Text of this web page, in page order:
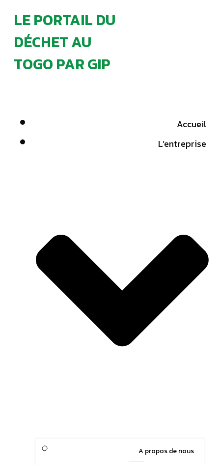
LE PORTAIL DU
DÉCHET AU
TOGO PAR GIP
Accueil
L’entreprise
A propos de nous